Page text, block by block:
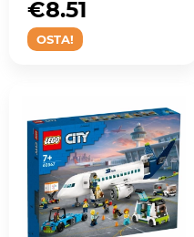
OSTA!
€8.51